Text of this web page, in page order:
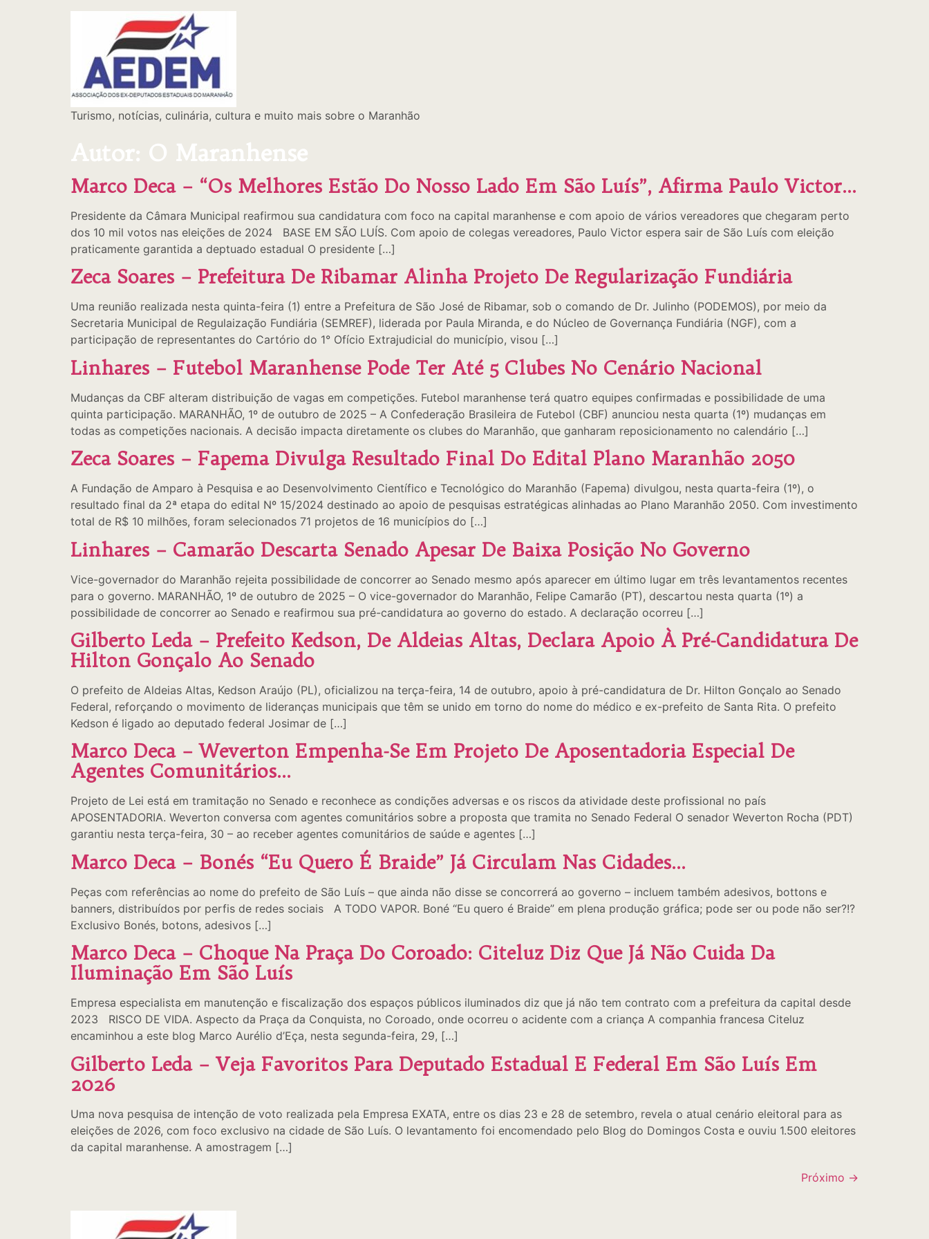
Turismo, notícias, culinária, cultura e muito mais sobre o Maranhão
Autor: O Maranhense
Marco Deca – “Os Melhores Estão Do Nosso Lado Em São Luís”, Afirma Paulo Victor…
Presidente da Câmara Municipal reafirmou sua candidatura com foco na capital maranhense e com apoio de vários vereadores que chegaram perto
dos 10 mil votos nas eleições de 2024 BASE EM SÃO LUÍS. Com apoio de colegas vereadores, Paulo Victor espera sair de São Luís com eleição
praticamente garantida a deptuado estadual O presidente […]
Zeca Soares – Prefeitura De Ribamar Alinha Projeto De Regularização Fundiária
Uma reunião realizada nesta quinta-feira (1) entre a Prefeitura de São José de Ribamar, sob o comando de Dr. Julinho (PODEMOS), por meio da
Secretaria Municipal de Regulaização Fundiária (SEMREF), liderada por Paula Miranda, e do Núcleo de Governança Fundiária (NGF), com a
participação de representantes do Cartório do 1° Ofício Extrajudicial do município, visou […]
Linhares – Futebol Maranhense Pode Ter Até 5 Clubes No Cenário Nacional
Mudanças da CBF alteram distribuição de vagas em competições. Futebol maranhense terá quatro equipes confirmadas e possibilidade de uma
quinta participação. MARANHÃO, 1º de outubro de 2025 – A Confederação Brasileira de Futebol (CBF) anunciou nesta quarta (1º) mudanças em
todas as competições nacionais. A decisão impacta diretamente os clubes do Maranhão, que ganharam reposicionamento no calendário […]
Zeca Soares – Fapema Divulga Resultado Final Do Edital Plano Maranhão 2050
A Fundação de Amparo à Pesquisa e ao Desenvolvimento Científico e Tecnológico do Maranhão (Fapema) divulgou, nesta quarta-feira (1º), o
resultado final da 2ª etapa do edital Nº 15/2024 destinado ao apoio de pesquisas estratégicas alinhadas ao Plano Maranhão 2050. Com investimento
total de R$ 10 milhões, foram selecionados 71 projetos de 16 municípios do […]
Linhares – Camarão Descarta Senado Apesar De Baixa Posição No Governo
Vice-governador do Maranhão rejeita possibilidade de concorrer ao Senado mesmo após aparecer em último lugar em três levantamentos recentes
para o governo. MARANHÃO, 1º de outubro de 2025 – O vice-governador do Maranhão, Felipe Camarão (PT), descartou nesta quarta (1º) a
possibilidade de concorrer ao Senado e reafirmou sua pré-candidatura ao governo do estado. A declaração ocorreu […]
Gilberto Leda – Prefeito Kedson, De Aldeias Altas, Declara Apoio À Pré-Candidatura De
Hilton Gonçalo Ao Senado
O prefeito de Aldeias Altas, Kedson Araújo (PL), oficializou na terça-feira, 14 de outubro, apoio à pré-candidatura de Dr. Hilton Gonçalo ao Senado
Federal, reforçando o movimento de lideranças municipais que têm se unido em torno do nome do médico e ex-prefeito de Santa Rita. O prefeito
Kedson é ligado ao deputado federal Josimar de […]
Marco Deca – Weverton Empenha-Se Em Projeto De Aposentadoria Especial De
Agentes Comunitários…
Projeto de Lei está em tramitação no Senado e reconhece as condições adversas e os riscos da atividade deste profissional no país
APOSENTADORIA. Weverton conversa com agentes comunitários sobre a proposta que tramita no Senado Federal O senador Weverton Rocha (PDT)
garantiu nesta terça-feira, 30 – ao receber agentes comunitários de saúde e agentes […]
Marco Deca – Bonés “Eu Quero É Braide” Já Circulam Nas Cidades…
Peças com referências ao nome do prefeito de São Luís – que ainda não disse se concorrerá ao governo – incluem também adesivos, bottons e
banners, distribuídos por perfis de redes sociais A TODO VAPOR. Boné “Eu quero é Braide” em plena produção gráfica; pode ser ou pode não ser?!?
Exclusivo Bonés, botons, adesivos […]
Marco Deca – Choque Na Praça Do Coroado: Citeluz Diz Que Já Não Cuida Da
Iluminação Em São Luís
Empresa especialista em manutenção e fiscalização dos espaços públicos iluminados diz que já não tem contrato com a prefeitura da capital desde
2023 RISCO DE VIDA. Aspecto da Praça da Conquista, no Coroado, onde ocorreu o acidente com a criança A companhia francesa Citeluz
encaminhou a este blog Marco Aurélio d’Eça, nesta segunda-feira, 29, […]
Gilberto Leda – Veja Favoritos Para Deputado Estadual E Federal Em São Luís Em
2026
Uma nova pesquisa de intenção de voto realizada pela Empresa EXATA, entre os dias 23 e 28 de setembro, revela o atual cenário eleitoral para as
eleições de 2026, com foco exclusivo na cidade de São Luís. O levantamento foi encomendado pelo Blog do Domingos Costa e ouviu 1.500 eleitores
da capital maranhense. A amostragem […]
Próximo →